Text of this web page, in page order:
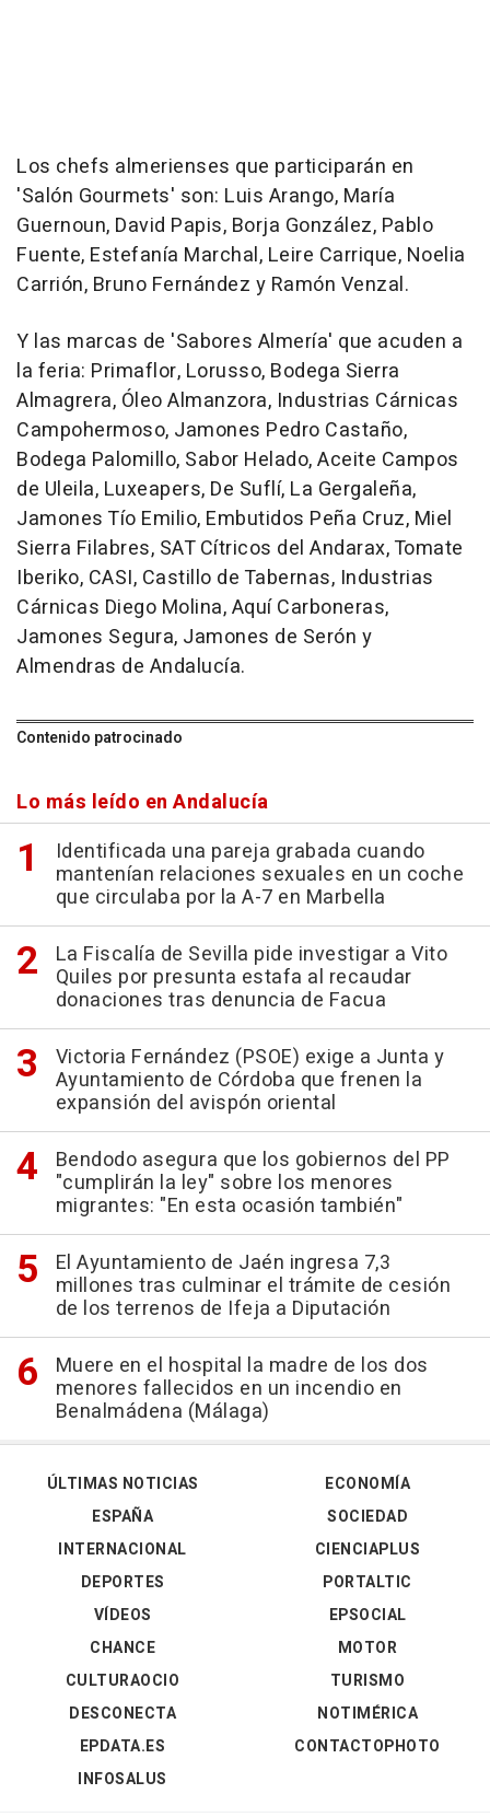
Los chefs almerienses que participarán en
'Salón Gourmets' son: Luis Arango, María
Guernoun, David Papis, Borja González, Pablo
Fuente, Estefanía Marchal, Leire Carrique, Noelia
Carrión, Bruno Fernández y Ramón Venzal.
Y las marcas de 'Sabores Almería' que acuden a
la feria: Primaflor, Lorusso, Bodega Sierra
Almagrera, Óleo Almanzora, Industrias Cárnicas
Campohermoso, Jamones Pedro Castaño,
Bodega Palomillo, Sabor Helado, Aceite Campos
de Uleila, Luxeapers, De Suflí, La Gergaleña,
Jamones Tío Emilio, Embutidos Peña Cruz, Miel
Sierra Filabres, SAT Cítricos del Andarax, Tomate
Iberiko, CASI, Castillo de Tabernas, Industrias
Cárnicas Diego Molina, Aquí Carboneras,
Jamones Segura, Jamones de Serón y
Almendras de Andalucía.
Contenido patrocinado
Lo más leído en Andalucía
Identificada una pareja grabada cuando
mantenían relaciones sexuales en un coche
que circulaba por la A-7 en Marbella
La Fiscalía de Sevilla pide investigar a Vito
Quiles por presunta estafa al recaudar
donaciones tras denuncia de Facua
Victoria Fernández (PSOE) exige a Junta y
Ayuntamiento de Córdoba que frenen la
expansión del avispón oriental
Bendodo asegura que los gobiernos del PP
"cumplirán la ley" sobre los menores
migrantes: "En esta ocasión también"
El Ayuntamiento de Jaén ingresa 7,3
millones tras culminar el trámite de cesión
de los terrenos de Ifeja a Diputación
Muere en el hospital la madre de los dos
menores fallecidos en un incendio en
Benalmádena (Málaga)
ÚLTIMAS NOTICIAS
ESPAÑA
INTERNACIONAL
DEPORTES
VÍDEOS
ECONOMÍA
SOCIEDAD
CIENCIAPLUS
PORTALTIC
EPSOCIAL
CHANCE
CULTURAOCIO
DESCONECTA
EPDATA.ES
INFOSALUS
MOTOR
TURISMO
NOTIMÉRICA
CONTACTOPHOTO